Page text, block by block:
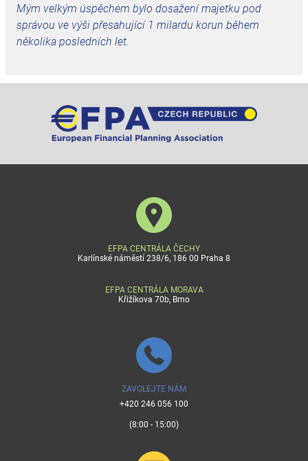
Mým velkým úspěchem bylo dosažení majetku pod
správou ve výši přesahující 1 milardu korun během
několika posledních let.
EFPA CENTRÁLA ČECHY
Karlínské náměstí 238/6, 186 00 Praha 8
EFPA CENTRÁLA MORAVA
Křižíkova 70b, Brno
ZAVOLEJTE NÁM
+420 246 056 100
(8:00 - 15:00)